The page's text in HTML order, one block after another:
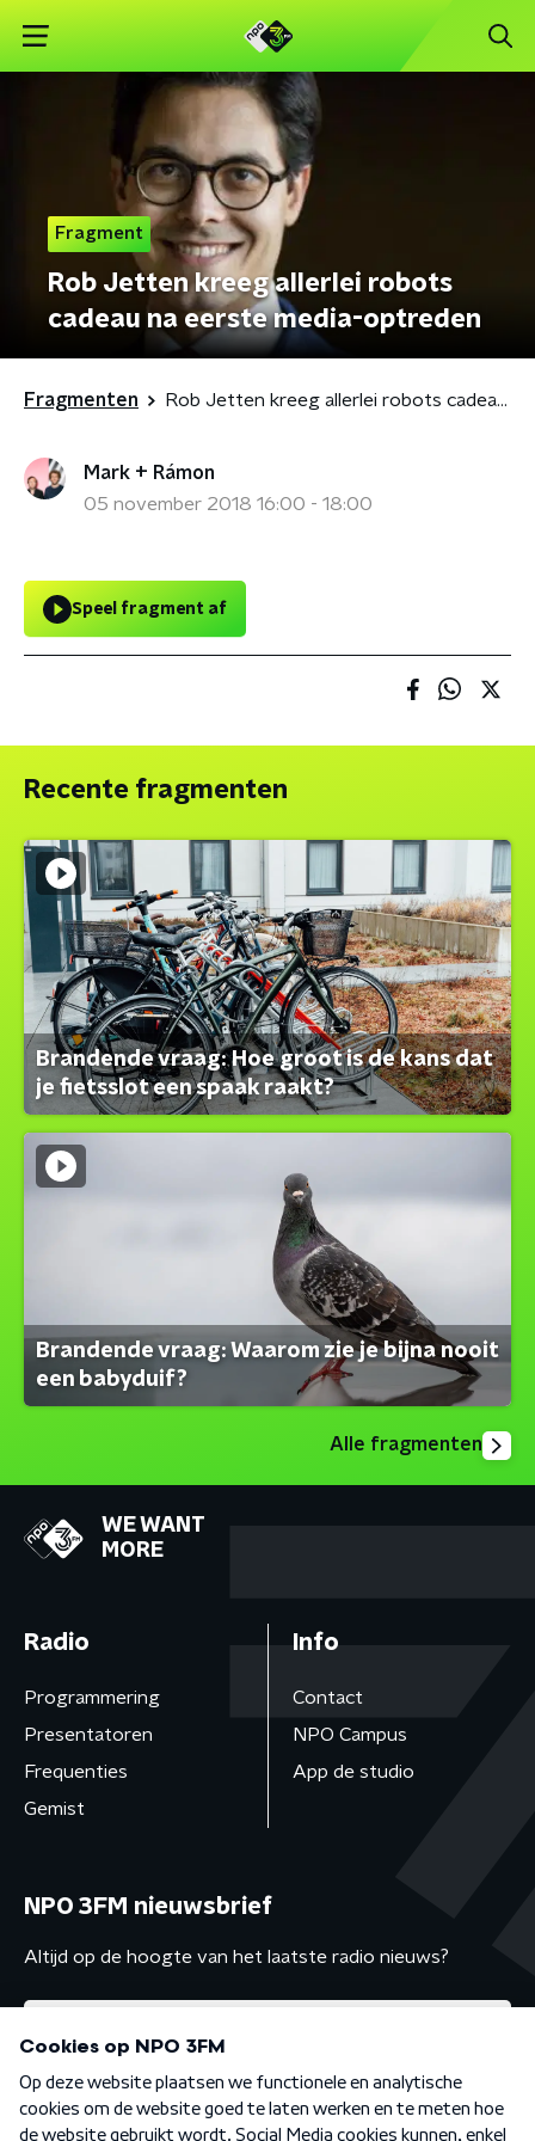
Fragment
Rob Jetten kreeg allerlei robots
cadeau na eerste media-optreden
Fragmenten Rob Jetten kreeg allerlei robots cadeau na eerste media-optreden
Mark + Rámon
05 november 2018 16:00 - 18:00
Speel fragment af
Recente fragmenten
Brandende vraag: Hoe groot is de kans dat
je fietsslot een spaak raakt?
Brandende vraag: Waarom zie je bijna nooit
een babyduif?
Alle fragmenten
WE WANT
MORE
Radio
Programmering
Presentatoren
Frequenties
Gemist
Info
Contact
NPO Campus
App de studio
NPO 3FM nieuwsbrief
Altijd op de hoogte van het laatste radio nieuws?